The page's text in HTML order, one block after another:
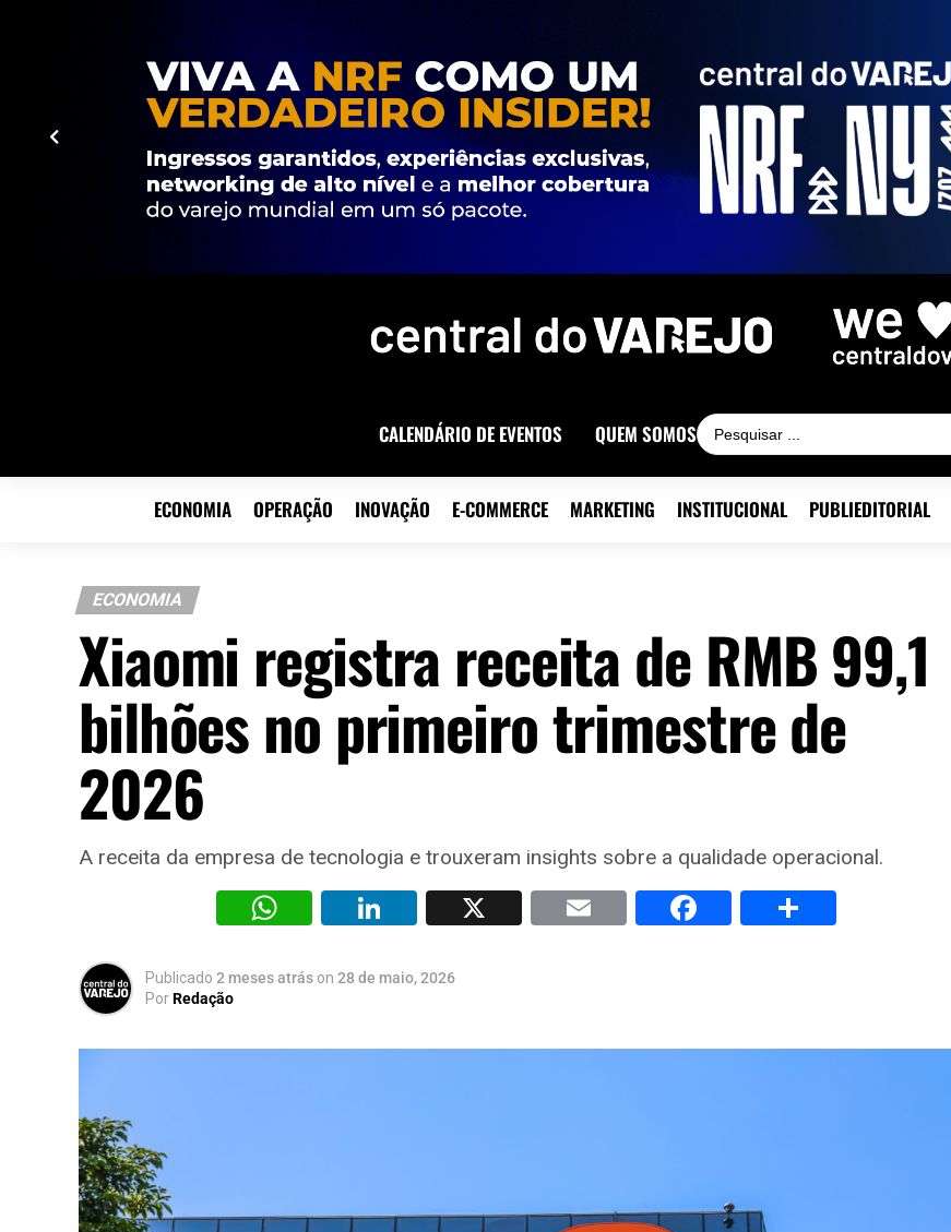
CALENDÁRIO DE EVENTOS QUEM SOMOS
ECONOMIA OPERAÇÃO INOVAÇÃO E-COMMERCE MARKETING INSTITUCIONAL PUBLIEDITORIAL
ECONOMIA
Xiaomi registra receita de RMB 99,1
bilhões no primeiro trimestre de
2026
A receita da empresa de tecnologia e trouxeram insights sobre a qualidade operacional.
WhatsAppLinkedIn
X Email Facebook
Publicado 2 meses atrás on 28 de maio, 2026
PorRedação